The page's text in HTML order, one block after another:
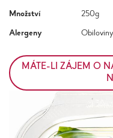
Množství 250g
Alergeny
MÁTE-LI ZÁJEM O